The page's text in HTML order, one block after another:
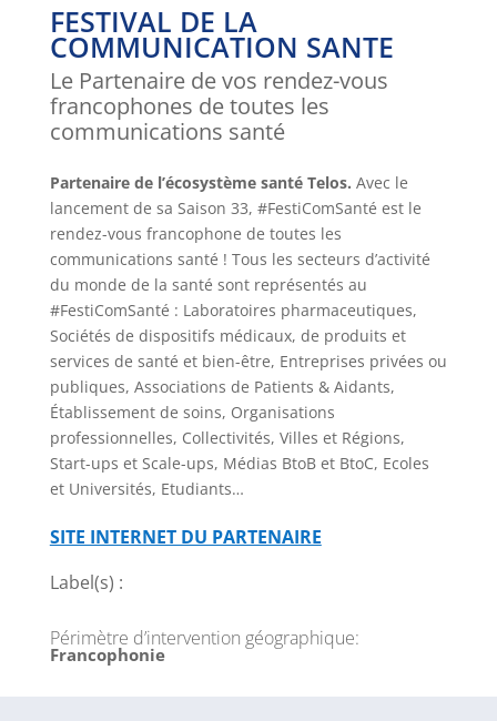
FESTIVAL DE LA
COMMUNICATION SANTE
Le Partenaire de vos rendez-vous
francophones de toutes les
communications santé
Partenaire de l’écosystème santé Telos. Avec le
lancement de sa Saison 33, #FestiComSanté est le
rendez-vous francophone de toutes les
communications santé ! Tous les secteurs d’activité
du monde de la santé sont représentés au
#FestiComSanté : Laboratoires pharmaceutiques,
Sociétés de dispositifs médicaux, de produits et
services de santé et bien-être, Entreprises privées ou
publiques, Associations de Patients & Aidants,
Établissement de soins, Organisations
professionnelles, Collectivités, Villes et Régions,
Start-ups et Scale-ups, Médias BtoB et BtoC, Ecoles
et Universités, Etudiants…
SITE INTERNET DU PARTENAIRE
Label(s) :
Périmètre d’intervention géographique:
Francophonie